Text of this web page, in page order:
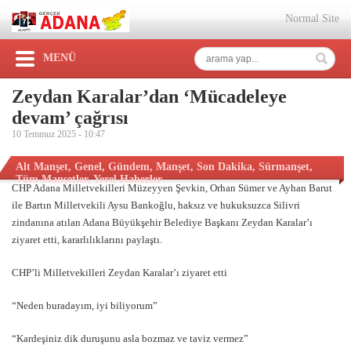
Normal Site
MENÜ
Zeydan Karalar’dan ‘Mücadeleye
devam’ çağrısı
10 Temmuz 2025 - 10:47
Alt Manşet, Genel, Gündem, Manşet, Son Dakika, Sürmanşet,
Tüm Manşetler,Yerel Haberler
CHP Adana Milletvekilleri Müzeyyen Şevkin, Orhan Sümer ve Ayhan Barut
ile Bartın Milletvekili Aysu Bankoğlu, haksız ve hukuksuzca Silivri
zindanına atılan Adana Büyükşehir Belediye Başkanı Zeydan Karalar’ı
ziyaret etti, kararlılıklarını paylaştı.
CHP’li Milletvekilleri Zeydan Karalar’ı ziyaret etti
“Neden buradayım, iyi biliyorum”
“Kardeşiniz dik duruşunu asla bozmaz ve taviz vermez”